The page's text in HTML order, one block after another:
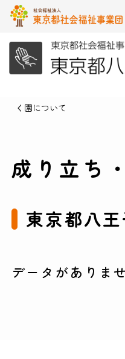
園について
成り立ち
東京都八
データがありませ